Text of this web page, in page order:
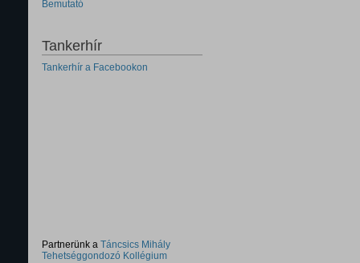
Bemutató
Tankerhír
Tankerhír a Facebookon
Partnerünk a Táncsics Mihály
Tehetséggondozó Kollégium